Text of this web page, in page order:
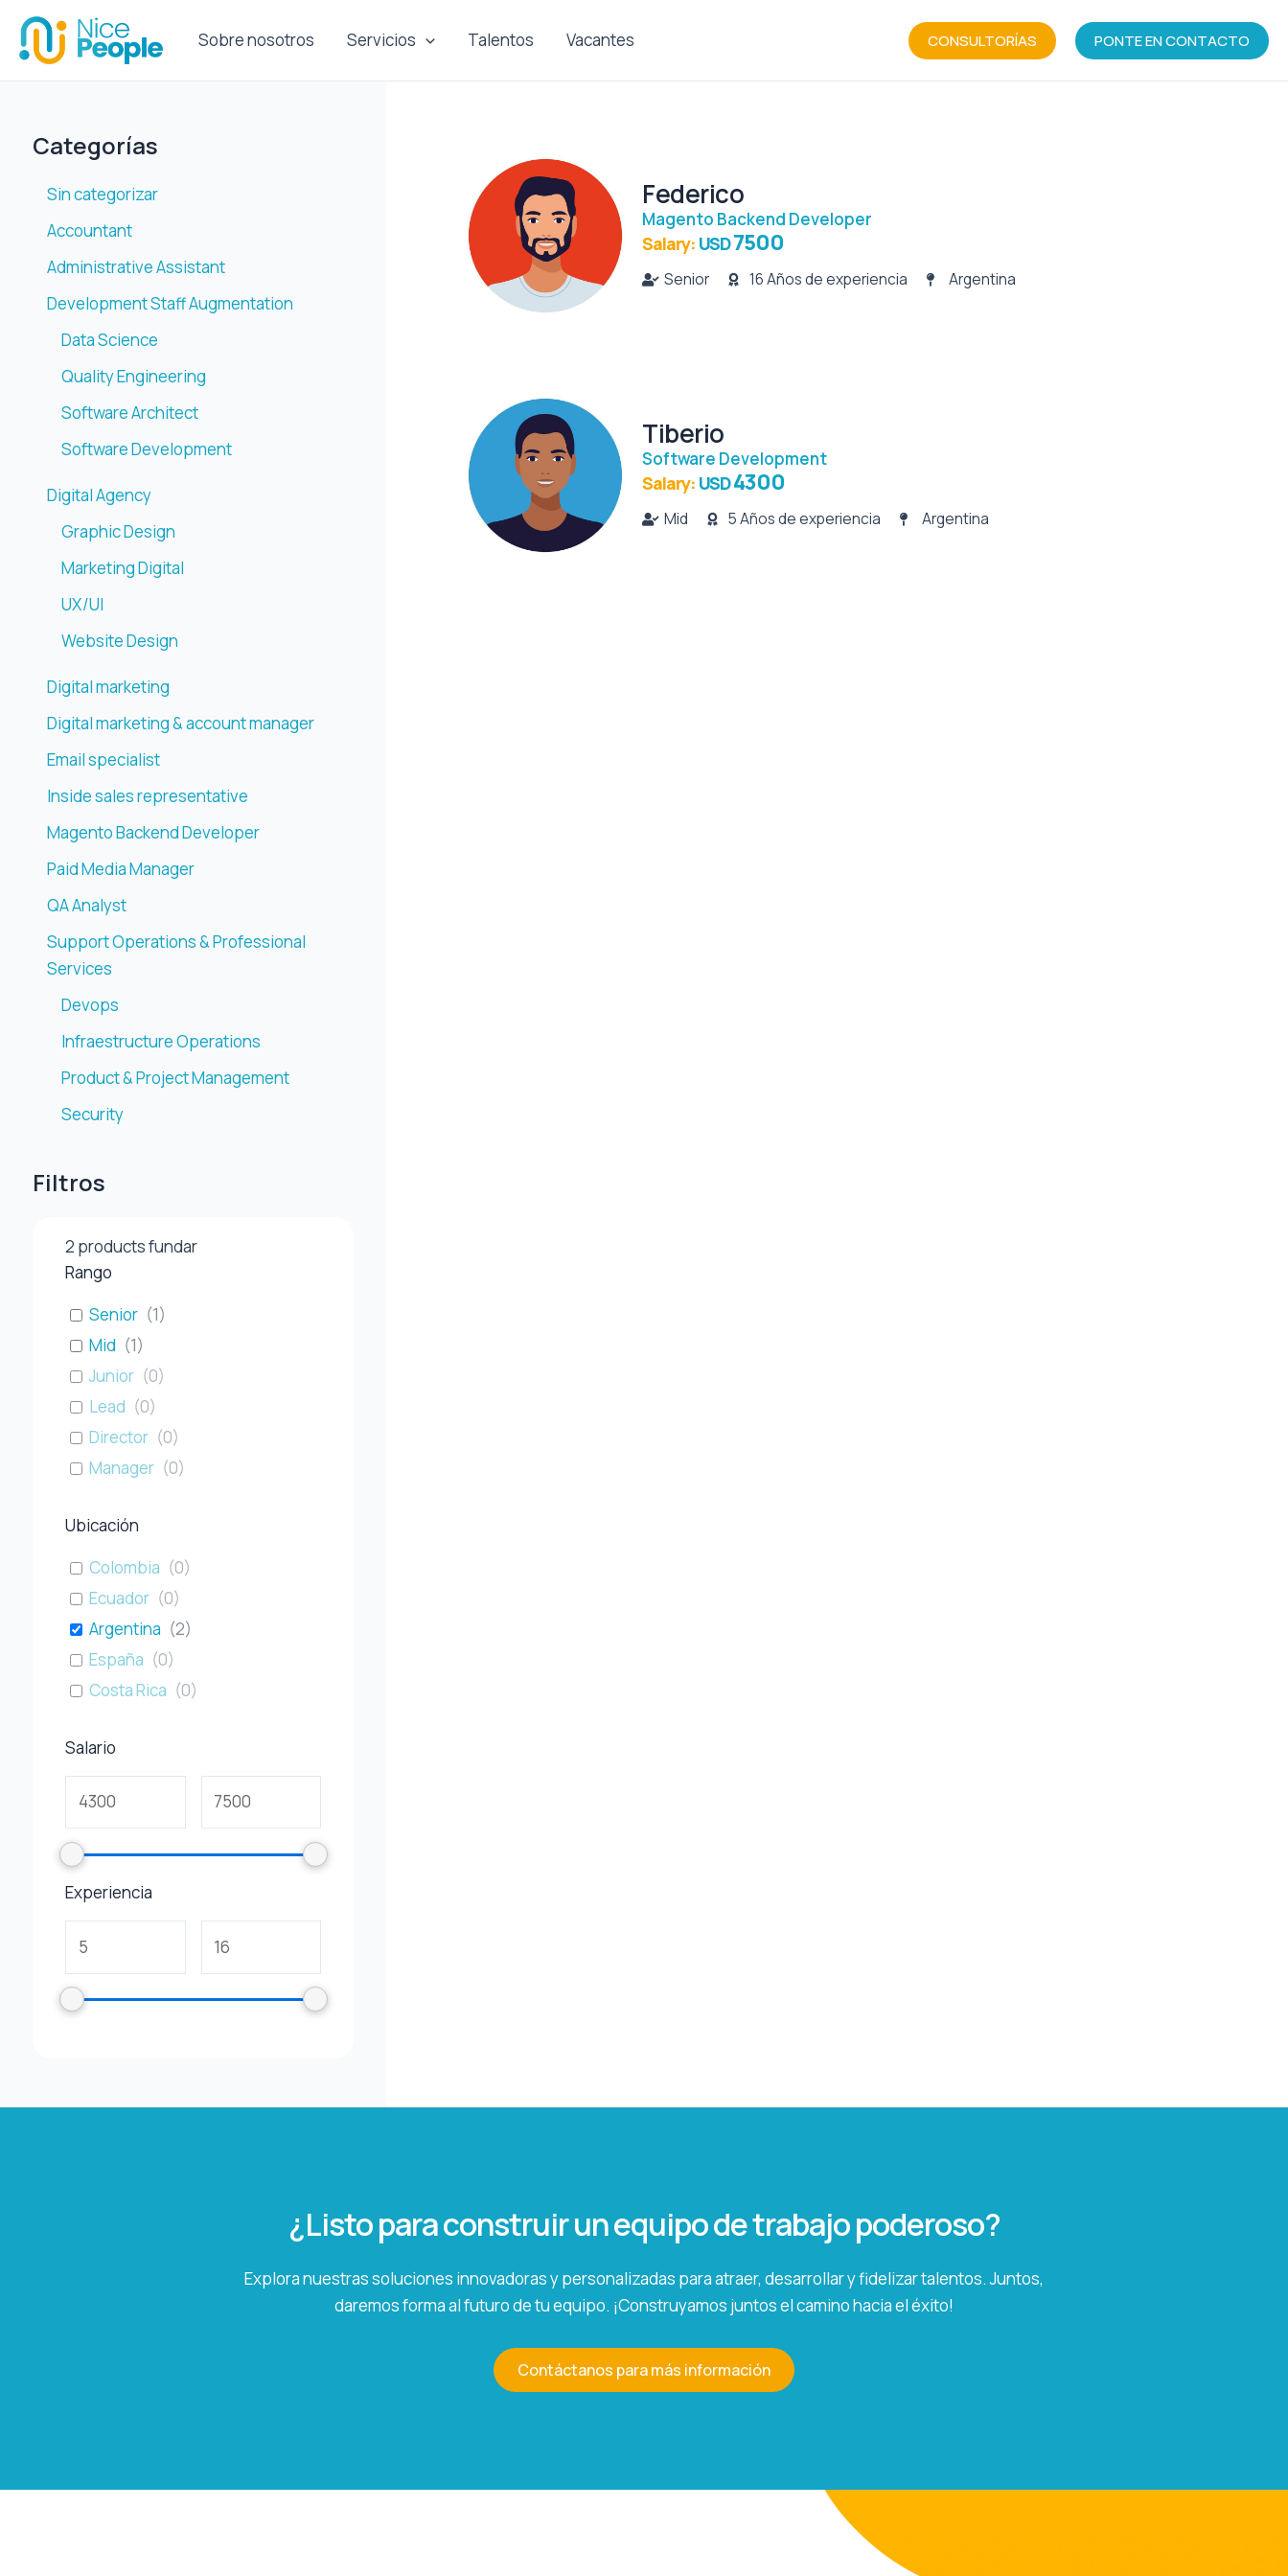
contenido
Sobre nosotros Servicios Talentos Vacantes CONSULTORÍAS PONTE EN CONTACTO
Categorías
Sin categorizar
Accountant
Administrative Assistant
Development Staff Augmentation
Data Science
Quality Engineering
Software Architect
Software Development
Digital Agency
Graphic Design
Marketing Digital
UX/UI
Website Design
Digital marketing
Digital marketing & account manager
Email specialist
Inside sales representative
Magento Backend Developer
Paid Media Manager
QA Analyst
Support Operations & Professional
Services
Devops
Infraestructure Operations
Product & Project Management
Security
Filtros
2 products fundar
Rango
Senior (1)
Mid (1)
Junior (0)
Lead (0)
Director (0)
Manager (0)
Ubicación
Colombia (0)
Ecuador (0)
Argentina (2)
España (0)
Costa Rica (0)
Salario
Experiencia
Federico
Magento Backend Developer
Salary: USD7500
Senior 16 Años de experiencia Argentina
Tiberio
Software Development
Salary: USD4300
Mid 5 Años de experiencia Argentina
¿Listo para construir un equipo de trabajo poderoso?
Explora nuestras soluciones innovadoras y personalizadas para atraer, desarrollar y fidelizar talentos. Juntos,
daremos forma al futuro de tu equipo. ¡Construyamos juntos el camino hacia el éxito!
Contáctanos para más información